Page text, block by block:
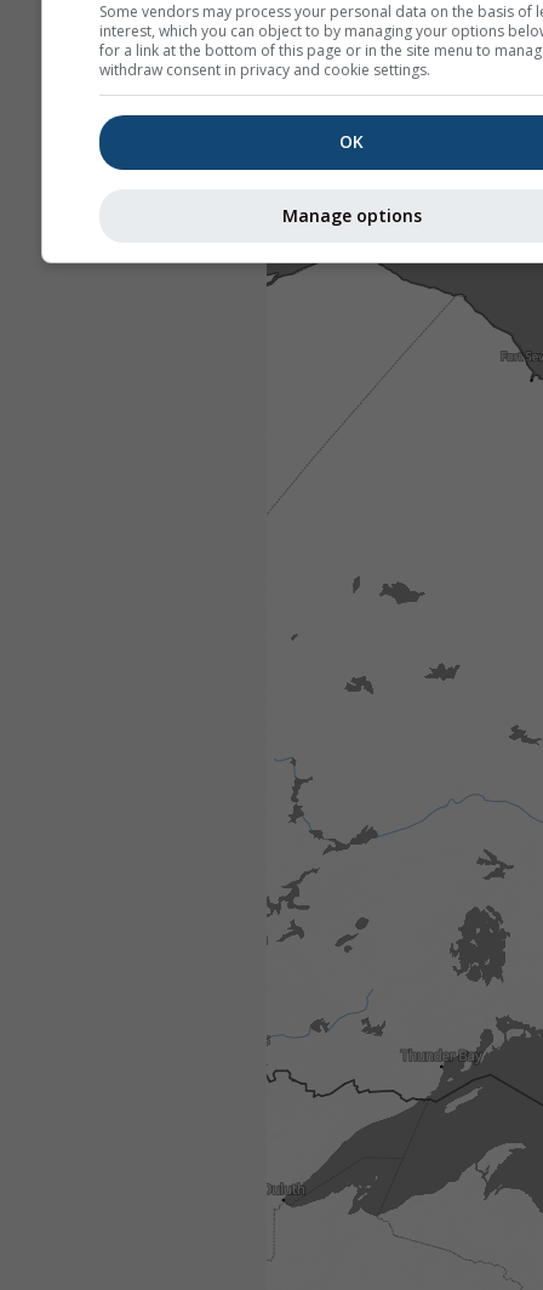
Some vendors may process your personal data on the basis of
interest, which you can object to by managing your options
for a link at the bottom of this page or in the site menu to
withdraw consent in privacy and cookie settings.
OK
Manage options